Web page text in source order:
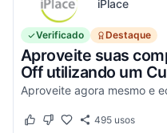
iPlace
Verificado Destaque
Aproveite suas
Off utilizando um
Este cupom funcionou
Este cupom não
495usos